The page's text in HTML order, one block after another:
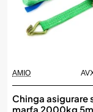
AMIO
Chinga asigurare
marfa 2000kg